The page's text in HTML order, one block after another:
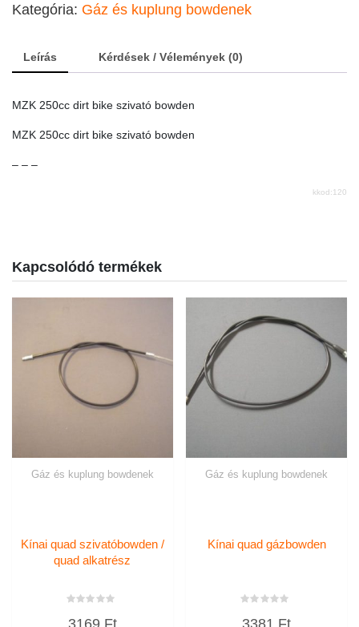
bowden
Kategória: Gáz és kuplung bowdenek
Leírás Kérdések / Vélemények (0)
MZK 250cc dirt bike szivató bowden
MZK 250cc dirt bike szivató bowden
– – –
kkod:120
Kapcsolódó termékek
Gáz és kuplung bowdenek
Kínai quad szivatóbowden /
quad alkatrész
0
Gáz és kuplung bowdenek
Kínai quad gázbowden
0